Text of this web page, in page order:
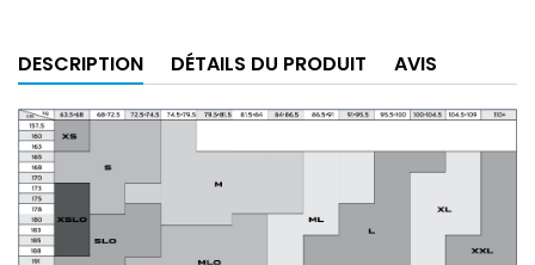
DESCRIPTION DÉTAILS DU PRODUIT AVIS